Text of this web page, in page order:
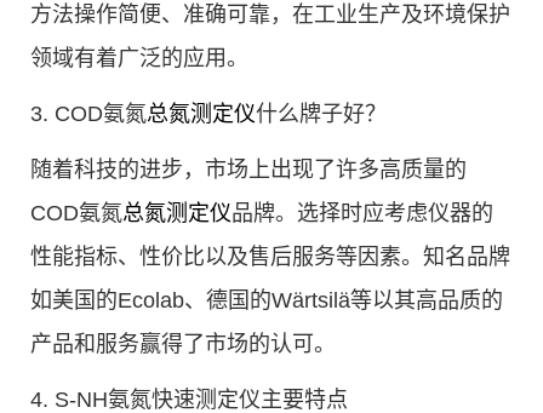
方法操作简便、准确可靠，在工业生产及环境保护
领域有着广泛的应用。
3. COD氨氮总氮测定仪什么牌子好？
随着科技的进步，市场上出现了许多高质量的
COD氨氮总氮测定仪品牌。选择时应考虑仪器的
性能指标、性价比以及售后服务等因素。知名品牌
如美国的Ecolab、德国的Wärtsilä等以其高品质的
产品和服务赢得了市场的认可。
4. S-NH氨氮快速测定仪主要特点